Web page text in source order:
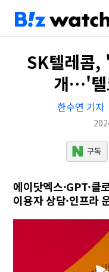
SK텔레콤,
개…'텔
한수연 기자
에이닷엑스·GPT·클
이용자 상담·인프라